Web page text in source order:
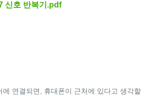
신호 반복기.pdf
에 연결되면, 휴대폰이 근처에 있다고 생각할